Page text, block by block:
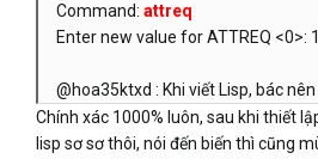
Command: attreq
Enter new value for ATTREQ <0>: 1
@hoa35ktxd : Khi viết Lisp, bác
Chính xác 1000% luôn, sau khi thiết
lisp sơ sơ thôi, nói đến biến thì cũng